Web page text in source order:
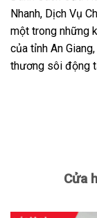
Nhanh, Dịch Vụ
một trong những
của tỉnh An
thương sôi động
Cửa